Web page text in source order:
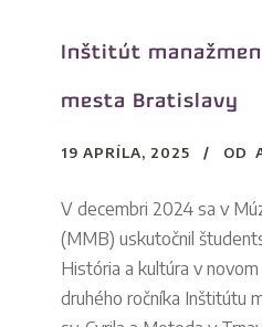
Inštitút
mesta Bratislavy
19 APRÍLA, 2025 OD
V decembri 2024 sa v
(MMB) uskutočnil
História a kultúra v
druhého ročníka Inštitútu